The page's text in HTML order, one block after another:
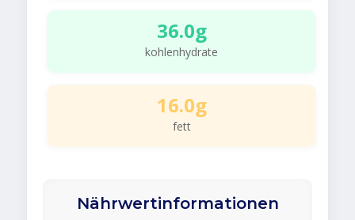
36.0g
kohlenhydrate
16.0g
fett
Nährwertinformationen